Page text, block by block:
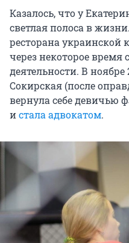
Казалось, что у
светлая полоса в
ресторана украинской
через некоторое время
деятельности. В ноябре
Сокирская (после
вернула себе девичью
истала адвокатом.